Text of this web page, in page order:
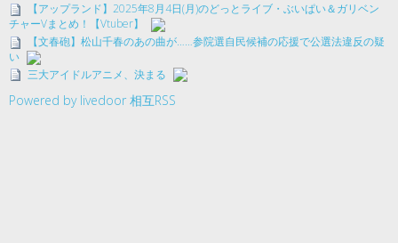
【アップランド】2025年8月4日(月)のどっとライブ・ぶいぱい＆ガリベン
チャーVまとめ！【Vtuber】
【文春砲】松山千春のあの曲が……参院選自民候補の応援で公選法違反の疑
い
三大アイドルアニメ、決まる
Powered by livedoor 相互RSS